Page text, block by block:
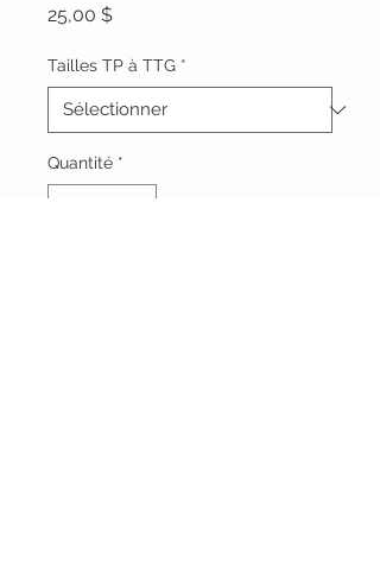
25,00 $Prix
Tailles TP à TTG *
Quantité *